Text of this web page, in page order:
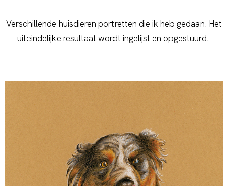
Verschillende huisdieren portretten die ik heb gedaan. Het
uiteindelijke resultaat wordt ingelijst en opgestuurd.